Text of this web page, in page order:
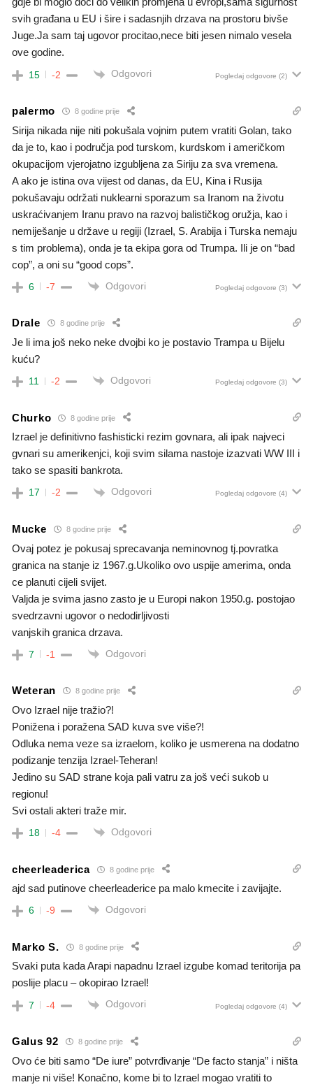
svih građana u EU i šire i sadasnjih drzava na prostoru bivše
Juge.Ja sam taj ugovor procitao,nece biti jesen nimalo vesela
ove godine.
15 -2 Odgovori Pogledaj odgovore (2)
palermo 8 godine prije
Sirija nikada nije niti pokušala vojnim putem vratiti Golan, tako
da je to, kao i područja pod turskom, kurdskom i američkom
okupacijom vjerojatno izgubljena za Siriju za sva vremena.
A ako je istina ova vijest od danas, da EU, Kina i Rusija
pokušavaju održati nuklearni sporazum sa Iranom na životu
uskraćivanjem Iranu pravo na razvoj balističkog oružja, kao i
nemiješanje u države u regiji (Izrael, S. Arabija i Turska nemaju
s tim problema), onda je ta ekipa gora od Trumpa. Ili je on “bad
cop”, a oni su “good cops”.
6 -7 Odgovori Pogledaj odgovore (3)
Drale 8 godine prije
Je li ima još neko neke dvojbi ko je postavio Trampa u Bijelu
kuću?
11 -2 Odgovori Pogledaj odgovore (3)
Churko 8 godine prije
Izrael je definitivno fashisticki rezim govnara, ali ipak najveci
gvnari su amerikenjci, koji svim silama nastoje izazvati WW III i
tako se spasiti bankrota.
17 -2 Odgovori Pogledaj odgovore (4)
Mucke 8 godine prije
Ovaj potez je pokusaj sprecavanja neminovnog tj.povratka
granica na stanje iz 1967.g.Ukoliko ovo uspije amerima, onda
ce planuti cijeli svijet.
Valjda je svima jasno zasto je u Europi nakon 1950.g. postojao
svedrzavni ugovor o nedodirljivosti
vanjskih granica drzava.
7 -1 Odgovori
Weteran 8 godine prije
Ovo Izrael nije tražio?!
Ponižena i poražena SAD kuva sve više?!
Odluka nema veze sa izraelom, koliko je usmerena na dodatno
podizanje tenzija Izrael-Teheran!
Jedino su SAD strane koja pali vatru za još veći sukob u
regionu!
Svi ostali akteri traže mir.
18 -4 Odgovori
cheerleaderica 8 godine prije
ajd sad putinove cheerleaderice pa malo kmecite i zavijajte.
6 -9 Odgovori
Marko S. 8 godine prije
Svaki puta kada Arapi napadnu Izrael izgube komad teritorija pa
poslije placu – okopirao Izrael!
7 -4 Odgovori Pogledaj odgovore (4)
Galus 92 8 godine prije
Ovo će biti samo “De iure” potvrđivanje “De facto stanja” i ništa
manje ni više! Konačno, kome bi to Izrael mogao vratiti to